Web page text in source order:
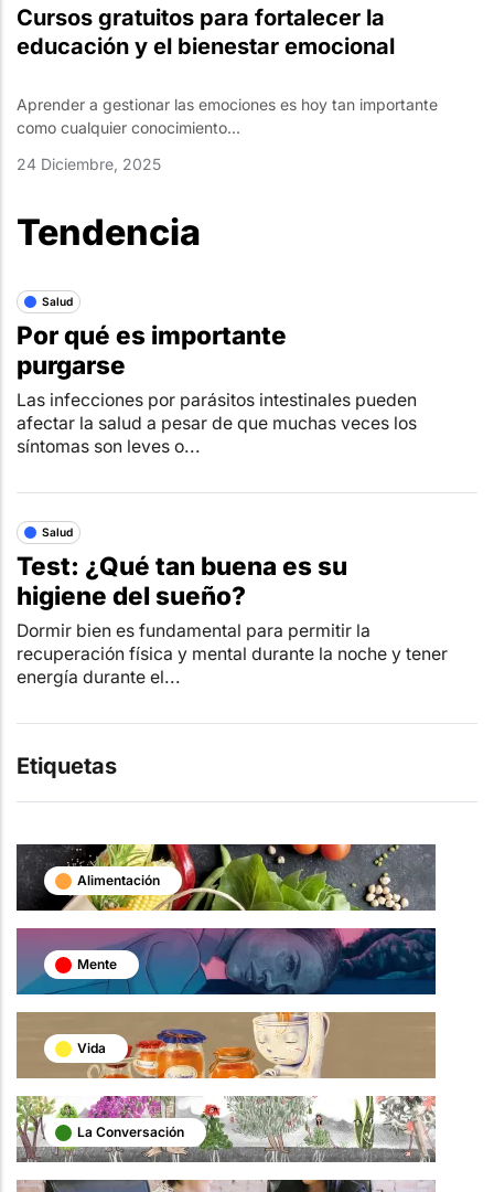
Cursos gratuitos para fortalecer la
educación y el bienestar emocional
Aprender a gestionar las emociones es hoy tan importante
como cualquier conocimiento...
24 Diciembre, 2025
Tendencia
Salud
Por qué es importante
purgarse
Las infecciones por parásitos intestinales pueden
afectar la salud a pesar de que muchas veces los
síntomas son leves o...
Salud
Test: ¿Qué tan buena es su
higiene del sueño?
Dormir bien es fundamental para permitir la
recuperación física y mental durante la noche y tener
energía durante el...
Etiquetas
Alimentación
Mente
Vida
La Conversación